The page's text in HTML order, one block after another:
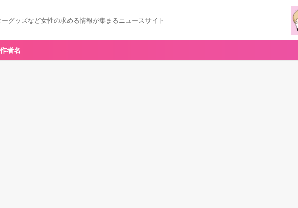
グッズなど女性の求める情報が集まるニュースサイト
作者名